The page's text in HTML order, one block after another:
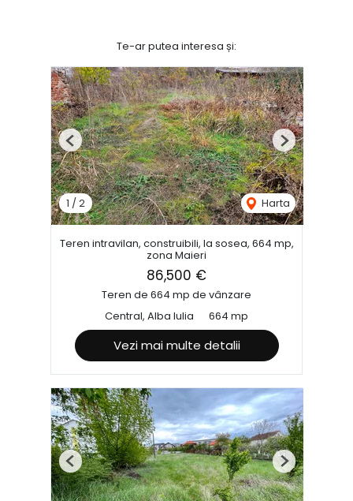
Te-ar putea interesa și:
1 / 2 Harta
Previous Next
Teren intravilan, construibili, la sosea, 664 mp,
zona Maieri
86,500 €
Teren de 664 mp de vânzare
Central, Alba Iulia
664 mp
Vezi mai multe detalii
Previous Next